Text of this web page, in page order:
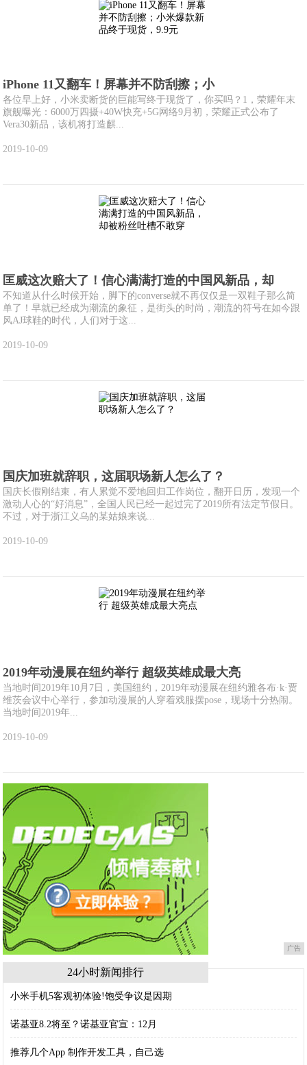
iPhone 11又翻车！屏幕并不防刮擦；小
各位早上好，小米卖断货的巨能写终于现货了，你买吗？1，荣耀年末
旗舰曝光：6000万四摄+40W快充+5G网络9月初，荣耀正式公布了
Vera30新品，该机将打造麒...
2019-10-09
匡威这次赔大了！信心满满打造的中国风新品，却
不知道从什么时候开始，脚下的converse就不再仅仅是一双鞋子那么简
单了！早就已经成为潮流的象征，是街头的时尚，潮流的符号在如今跟
风AJ球鞋的时代，人们对于这...
2019-10-09
国庆加班就辞职，这届职场新人怎么了？
国庆长假刚结束，有人累觉不爱地回归工作岗位，翻开日历，发现一个
激动人心的“好消息”，全国人民已经一起过完了2019所有法定节假日。
不过，对于浙江义乌的某姑娘来说...
2019-10-09
2019年动漫展在纽约举行 超级英雄成最大亮
当地时间2019年10月7日，美国纽约，2019年动漫展在纽约雅各布·k·贾
维茨会议中心举行，参加动漫展的人穿着戏服摆pose，现场十分热闹。
当地时间2019年...
2019-10-09
广告
24小时新闻排行
小米手机5客观初体验!饱受争议是因期
诺基亚8.2将至？诺基亚官宣：12月
推荐几个App 制作开发工具，自己选